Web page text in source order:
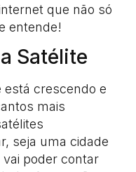
que não só
entende!
Satélite
está crescendo e
mais
seja uma cidade
poder contar